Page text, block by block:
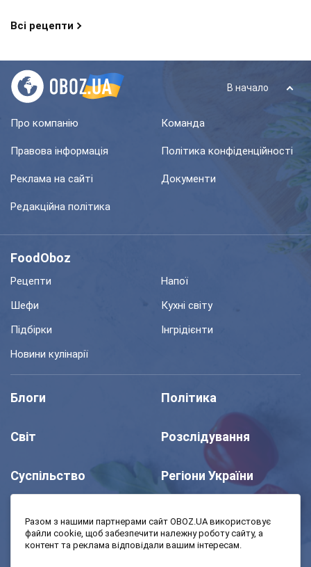
Всі рецепти
В начало
Про компанію Команда
Правова інформація Політика конфіденційності
Реклама на сайті Документи
Редакційна політика
FoodOboz
Рецепти
Напої
Шефи
Кухні світу
Підбірки
Інгрідієнти
Новини кулінарії
Блоги Політика
Світ Розслідування
Суспільство Регіони України
Моя школа
Разом з нашими партнерами сайт OBOZ.UA використовує
файли cookie, щоб забезпечити належну роботу сайту, а
контент та реклама відповідали вашим інтересам.